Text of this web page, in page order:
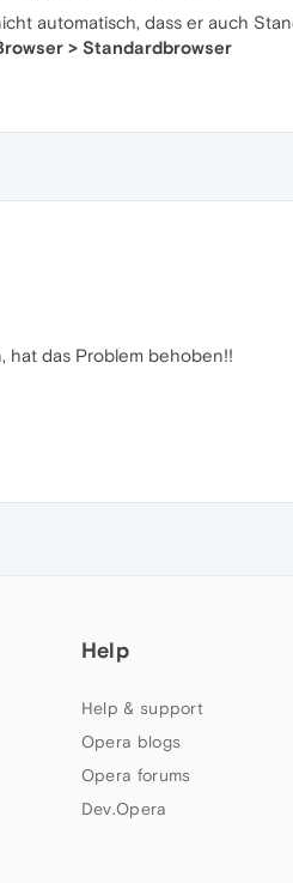
automatisch, dass er auch
> Standardbrowser
hat das Problem behoben!!
Help
Help & support
Opera blogs
Opera forums
Dev.Opera